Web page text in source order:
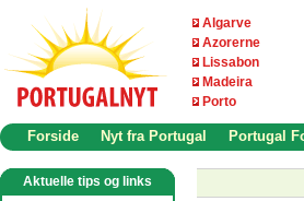
Algarve
Azorerne
Lissabon
Madeira
Porto
Forside Nyt fra Portugal Portugal
Aktuelle tips og links